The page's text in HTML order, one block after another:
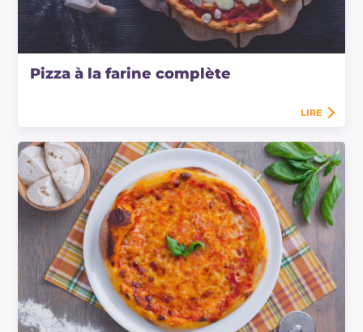
Pizza à la farine complète
LIRE